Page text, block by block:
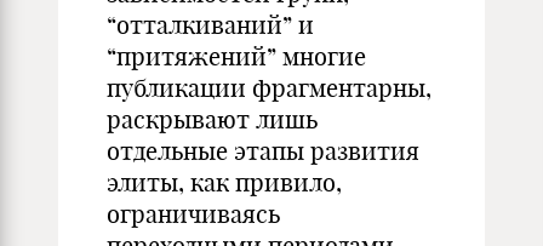
“отталкиваний” и
“притяжений” многие
публикации фрагментарны,
раскрывают лишь
отдельные этапы развития
элиты, как привило,
ограничиваясь